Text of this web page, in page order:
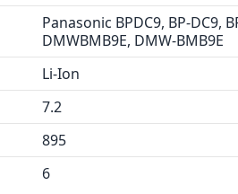
Panasonic BPDC9, BP-DC9,
DMWBMB9E, DMW-BMB9E
Li-Ion
7.2
895
6